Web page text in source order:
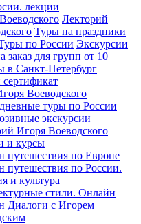
лекции
Лекторий
Туры на праздники
по России Экскурсии
заказ для групп от 10
в Санкт-Петербург
Воеводского
туры по России
экскурсии
Игоря Воеводского
и курсы
путешествия по Европе
путешествия по России.
и культура
стили. Онлайн
Диалоги с Игорем